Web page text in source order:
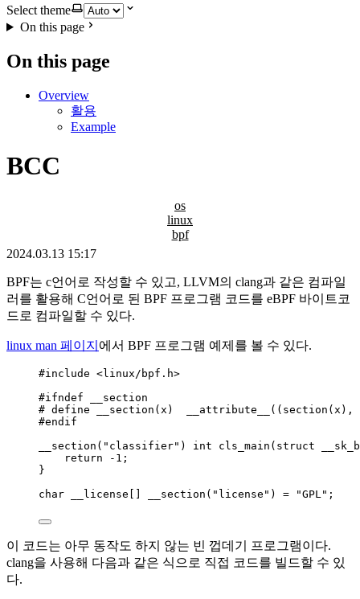
Select theme
On this page
On this page
Overview
활용
Example
BCC
os
linux
bpf
2024.03.13 15:17
BPF는 c언어로 작성할 수 있고, LLVM의 clang과 같은 컴파일
러를 활용해 C언어로 된 BPF 프로그램 코드를 eBPF 바이트코
드로 컴파일할 수 있다.
linux man 페이지 에서 BPF 프로그램 예제를 볼 수 있다.
#include <linux/bpf.h>
#ifndef
__section
# define
__section ( x ) __attribute__ (( section (x),
#endif
__section ( " classifier" ) int cls_main ( struct
return
- 1 ;
}
char __license [] __section ( " license " ) = "GPL " ;
이 코드는 아무 동작도 하지 않는 빈 껍데기 프로그램이다.
clang을 사용해 다음과 같은 식으로 직접 코드를 빌드할 수 있
다.